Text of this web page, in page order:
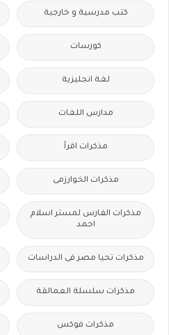
كتب مدرسية و خارجية
كورسات
لغة انجليزية
مدارس اللغات
مذكرات اقرأ
مذكرات الخوارزمى
مذكرات الفارس لمستر اسلام
احمد
مذكرات تحيا مصر فى الدراسات
مذكرات سلسلة العمالقة
مذكرات فوكس